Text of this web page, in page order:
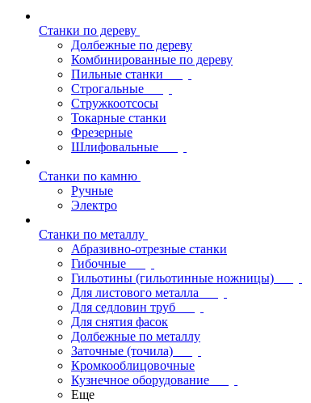
Станки по дереву
Долбежные по дереву
Комбинированные по дереву
Пильные станки
Строгальные
Стружкоотсосы
Токарные станки
Фрезерные
Шлифовальные
Станки по камню
Ручные
Электро
Станки по металлу
Абразивно-отрезные станки
Гибочные
Гильотины (гильотинные ножницы)
Для листового металла
Для седловин труб
Для снятия фасок
Долбежные по металлу
Заточные (точила)
Кромкооблицовочные
Кузнечное оборудование
Еще